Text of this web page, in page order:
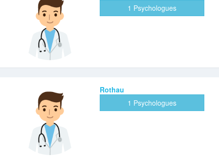
1 Psychologues
Rothau
1 Psychologues